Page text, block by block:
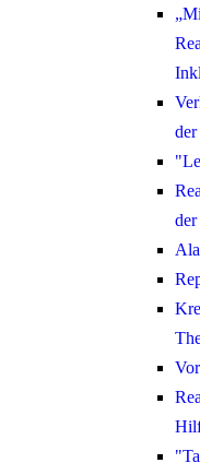
der